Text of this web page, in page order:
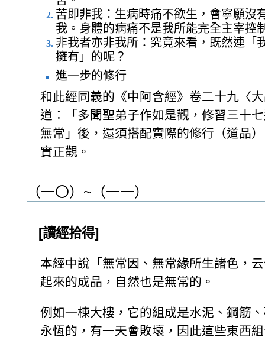
苦即非我：生病時痛不欲生，會寧願沒
我。身體的病痛不是我所能完全主宰控
非我者亦非我所：究竟來看，既然連「
擁有」的呢？
進一步的修行
和此經同義的《中阿含經》卷二十九〈
道：「多聞聖弟子作如是觀，修習三十
無常」後，還須搭配實際的修行（道品
實正觀。
（一〇）~（一一）
[讀經拾得]
本經中說「無常因、無常緣所生諸色，
起來的成品，自然也是無常的。
例如一棟大樓，它的組成是水泥、鋼筋
永恆的，有一天會敗壞，因此這些東西